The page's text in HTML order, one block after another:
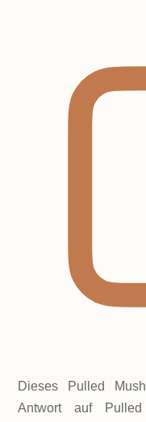
Dieses Pulled
Antwort auf